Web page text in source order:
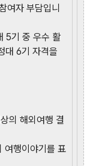
여자 부담입니
5기 중 우수 활
대 6기 자격을
의 해외여행 결
여행이야기를 표